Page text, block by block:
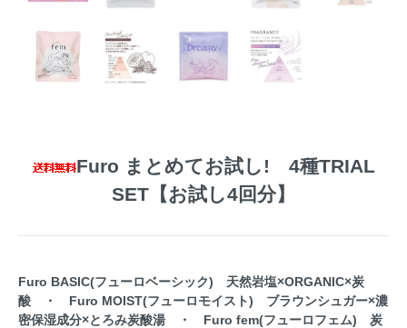
Furo まとめてお試し! 4種TRIAL
SET【お試し4回分】
Furo BASIC(フューロベーシック) 天然岩塩×ORGANIC×炭
酸 ・ Furo MOIST(フューロモイスト) ブラウンシュガー×濃
密保湿成分×とろみ炭酸湯 ・ Furo fem(フューロフェム) 炭